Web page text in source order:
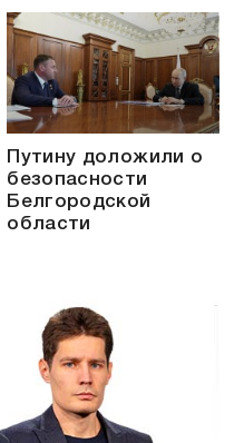
Путину доложили о
безопасности
Белгородской
области